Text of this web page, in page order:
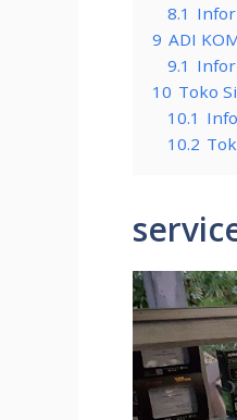
8.1
9 ADI
9.1
10 Toko
10.1
10.2